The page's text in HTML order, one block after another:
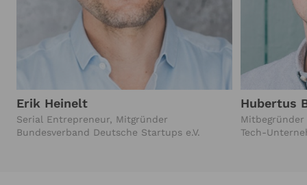
Erik Heinelt
Serial Entrepreneur, Mitgründer
Bundesverband Deutsche Startups e.V.
Hubertus
Tech-